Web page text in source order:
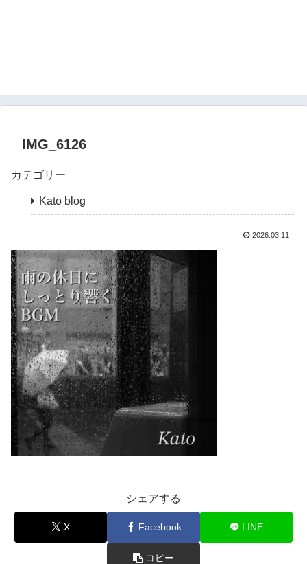
IMG_6126
カテゴリー
Kato blog
2026.03.11
シェアする
X Facebook LINE
コピー